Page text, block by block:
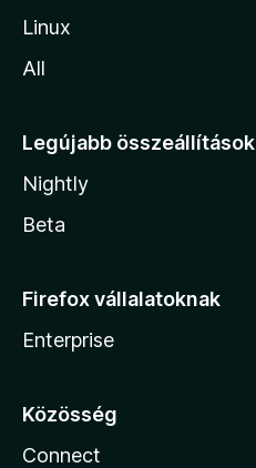
Linux
All
Legújabb összeállítások
Nightly
Beta
Firefox vállalatoknak
Enterprise
Közösség
Connect